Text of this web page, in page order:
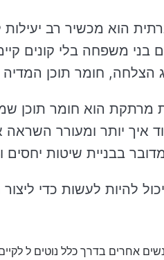
הוא מכשיר רב
בני משפחה בלי קונים
הצלחה, חומר תוכן
מרתקת הוא חומר תוכן
איך יותר ומעורר
בבניית שיטות
להיות לעשות כדי
אחרים בדרך כלל נוטים ל